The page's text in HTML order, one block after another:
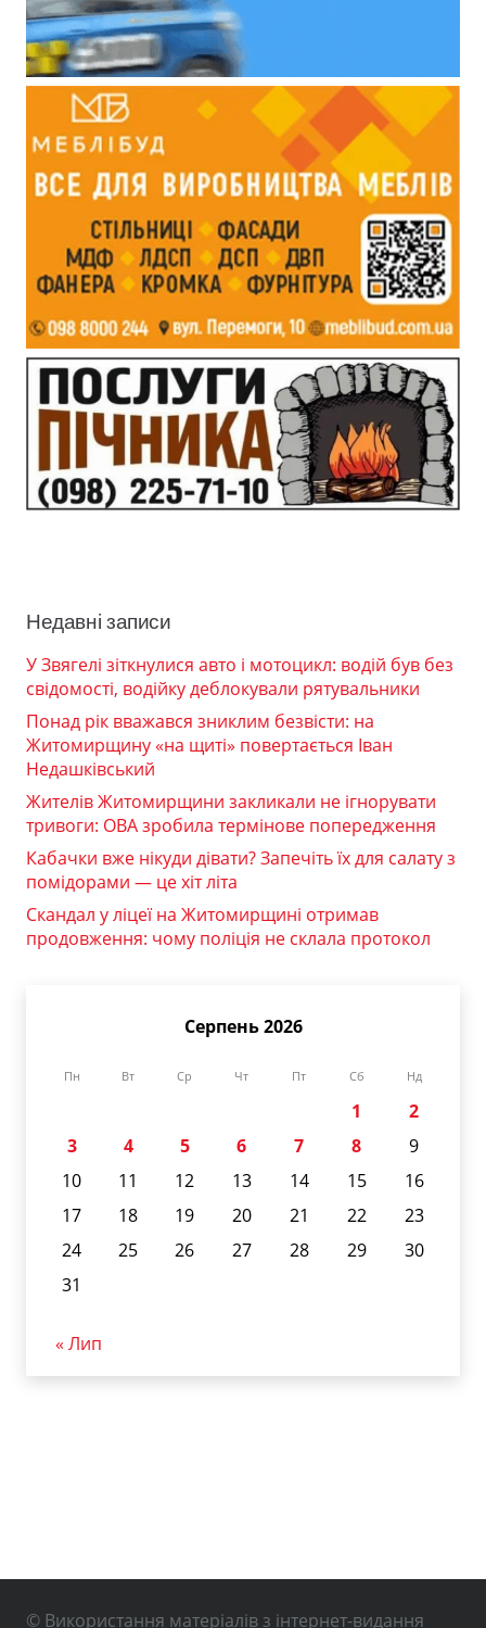
Недавні записи
У Звягелі зіткнулися авто і мотоцикл: водій був без
свідомості, водійку деблокували рятувальники
Понад рік вважався зниклим безвісти: на
Житомирщину «на щиті» повертається Іван
Недашківський
Жителів Житомирщини закликали не ігнорувати
тривоги: ОВА зробила термінове попередження
Кабачки вже нікуди дівати? Запечіть їх для салату з
помідорами — це хіт літа
Скандал у ліцеї на Житомирщині отримав
продовження: чому поліція не склала протокол
Серпень 2026
Пн Вт Ср Чт Пт Сб Нд
1
2
3
4 5 6 7 8
9
10
11 12 13 14 15
16
17
18 19 20 21 22
23
24
25 26 27 28 29
30
31
« Лип
© Використання матеріалів з інтернет-видання